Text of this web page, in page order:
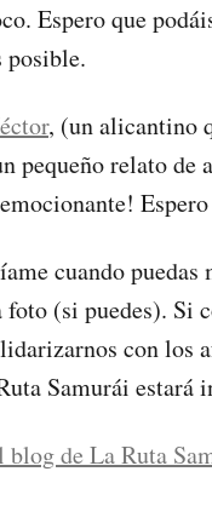
Espero que
posible.
, (un alicantino
pequeño relato
cuando
(si puedes). Si
con los
Samurái estará
blog de La Ruta